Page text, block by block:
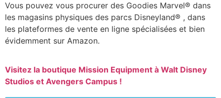
Vous pouvez vous procurer des Goodies Marvel® dans
les magasins physiques des parcs Disneyland® , dans
les plateformes de vente en ligne spécialisées et bien
évidemment sur Amazon.
Visitez la boutique Mission Equipment à Walt Disney
Studios et Avengers Campus !